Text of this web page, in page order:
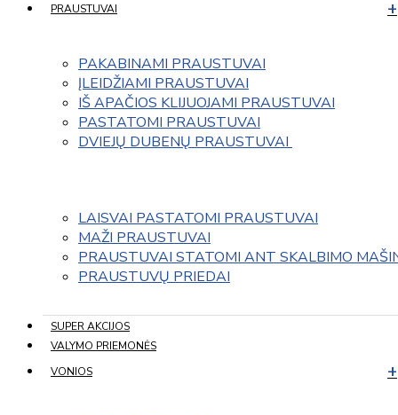
PRAUSTUVAI
PAKABINAMI PRAUSTUVAI
ĮLEIDŽIAMI PRAUSTUVAI
IŠ APAČIOS KLIJUOJAMI PRAUSTUVAI
PASTATOMI PRAUSTUVAI
DVIEJŲ DUBENŲ PRAUSTUVAI
LAISVAI PASTATOMI PRAUSTUVAI
MAŽI PRAUSTUVAI
PRAUSTUVAI STATOMI ANT SKALBIMO
PRAUSTUVŲ PRIEDAI
SUPER AKCIJOS
VALYMO PRIEMONĖS
VONIOS